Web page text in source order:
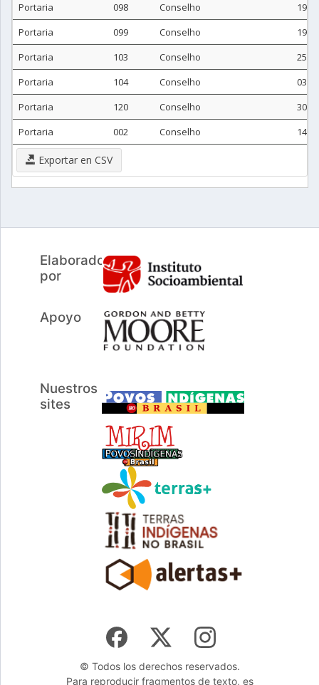
Portaria
098 Conselho
19/
Portaria
099 Conselho
19/
Portaria
103 Conselho
25/
Portaria
104 Conselho
03/
Portaria
120 Conselho
30/
Portaria
002 Conselho 14/
Exportar en CSV